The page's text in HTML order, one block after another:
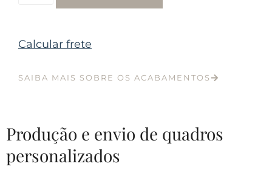
Calcular frete
SAIBA MAIS SOBRE OS ACABAMENTOS
Produção e envio de quadros
personalizados